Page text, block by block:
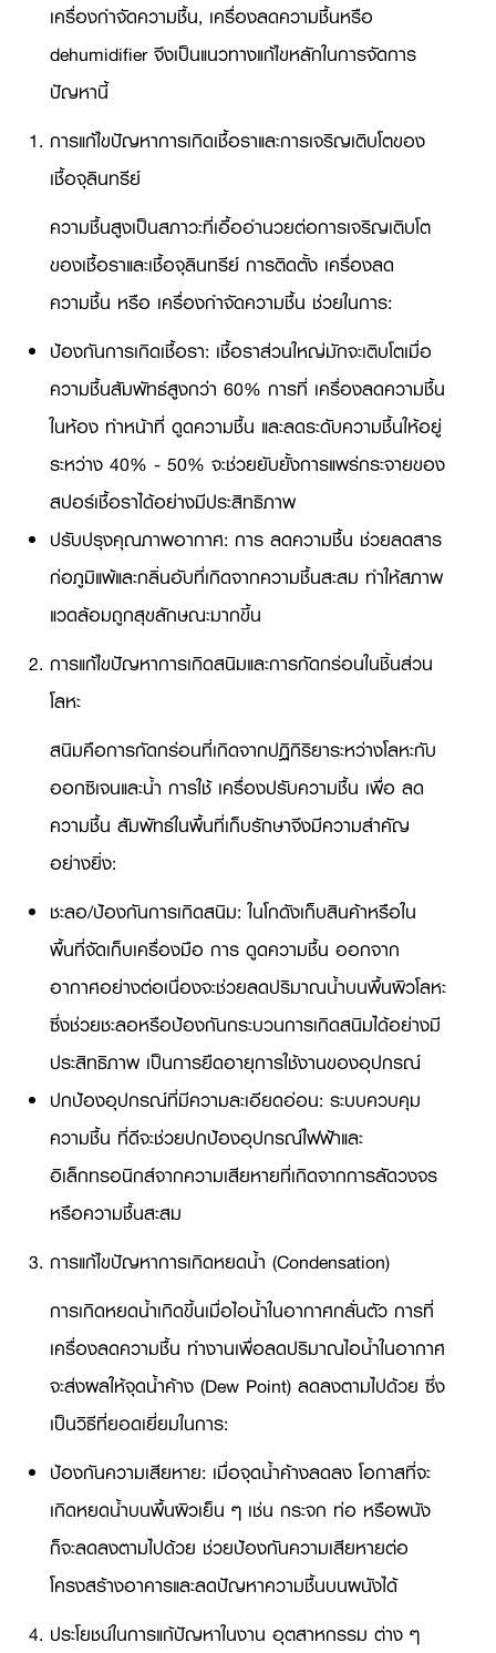
เครื่องกำจัดความชื้น, เครื่องลดความชื้นหรือ
dehumidifier จึงเป็นแนวทางแก้ไขหลักในการจัดการ
ปัญหานี้
การแก้ไขปัญหาการเกิดเชื้อราและการเจริญเติบโตของ
เชื้อจุลินทรีย์
ความชื้นสูงเป็นสภาวะที่เอื้ออำนวยต่อการเจริญเติบโต
ของเชื้อราและเชื้อจุลินทรีย์ การติดตั้ง เครื่องลด
ความชื้น หรือ เครื่องกำจัดความชื้น ช่วยในการ:
ป้องกันการเกิดเชื้อรา: เชื้อราส่วนใหญ่มักจะเติบโตเมื่อ
ความชื้นสัมพัทธ์สูงกว่า 60% การที่ เครื่องลดความชื้น
ในห้อง ทำหน้าที่ ดูดความชื้น และลดระดับความชื้นให้อยู่
ระหว่าง 40% - 50% จะช่วยยับยั้งการแพร่กระจายของ
สปอร์เชื้อราได้อย่างมีประสิทธิภาพ
ปรับปรุงคุณภาพอากาศ: การ ลดความชื้น ช่วยลดสาร
ก่อภูมิแพ้และกลิ่นอับที่เกิดจากความชื้นสะสม ทำให้สภาพ
แวดล้อมถูกสุขลักษณะมากขึ้น
การแก้ไขปัญหาการเกิดสนิมและการกัดกร่อนในชิ้นส่วน
โลหะ
สนิมคือการกัดกร่อนที่เกิดจากปฏิกิริยาระหว่างโลหะกับ
ออกซิเจนและน้ำ การใช้ เครื่องปรับความชื้น เพื่อ ลด
ความชื้น สัมพัทธ์ในพื้นที่เก็บรักษาจึงมีความสำคัญ
อย่างยิ่ง:
ชะลอ/ป้องกันการเกิดสนิม: ในโกดังเก็บสินค้าหรือใน
พื้นที่จัดเก็บเครื่องมือ การ ดูดความชื้น ออกจาก
อากาศอย่างต่อเนื่องจะช่วยลดปริมาณน้ำบนพื้นผิวโลหะ
ซึ่งช่วยชะลอหรือป้องกันกระบวนการเกิดสนิมได้อย่างมี
ประสิทธิภาพ เป็นการยืดอายุการใช้งานของอุปกรณ์
ปกป้องอุปกรณ์ที่มีความละเอียดอ่อน: ระบบควบคุม
ความชื้น ที่ดีจะช่วยปกป้องอุปกรณ์ไฟฟ้าและ
อิเล็กทรอนิกส์จากความเสียหายที่เกิดจากการลัดวงจร
หรือความชื้นสะสม
การแก้ไขปัญหาการเกิดหยดน้ำ (Condensation)
การเกิดหยดน้ำเกิดขึ้นเมื่อไอน้ำในอากาศกลั่นตัว การที่
เครื่องลดความชื้น ทำงานเพื่อลดปริมาณไอน้ำในอากาศ
จะส่งผลให้จุดน้ำค้าง (Dew Point) ลดลงตามไปด้วย ซึ่ง
เป็นวิธีที่ยอดเยี่ยมในการ:
ป้องกันความเสียหาย: เมื่อจุดน้ำค้างลดลง โอกาสที่จะ
เกิดหยดน้ำบนพื้นผิวเย็น ๆ เช่น กระจก ท่อ หรือผนัง
ก็จะลดลงตามไปด้วย ช่วยป้องกันความเสียหายต่อ
โครงสร้างอาคารและลดปัญหาความชื้นบนผนังได้
ประโยชน์ในการแก้ปัญหาในงาน อุตสาหกรรม ต่าง ๆ